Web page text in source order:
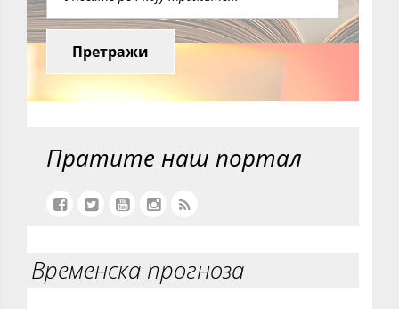
Претражи
Пратите наш портал
Временска прогноза